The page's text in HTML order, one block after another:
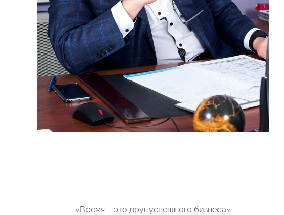
«Время – это друг успешного бизнеса»